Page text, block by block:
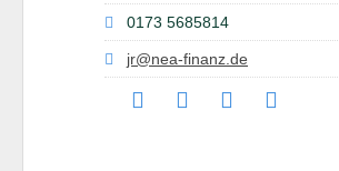
0173 5685814
jr@nea-finanz.de